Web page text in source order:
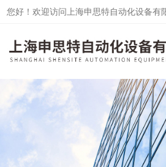
您好！欢迎访问上海申思特自动化设备有